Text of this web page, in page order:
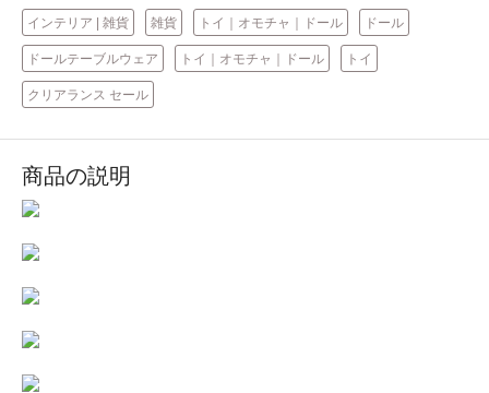
インテリア | 雑貨 雑貨 トイ｜オモチャ｜ドール ドール
ドールテーブルウェア トイ｜オモチャ｜ドール トイ
クリアランス セール
商品の説明